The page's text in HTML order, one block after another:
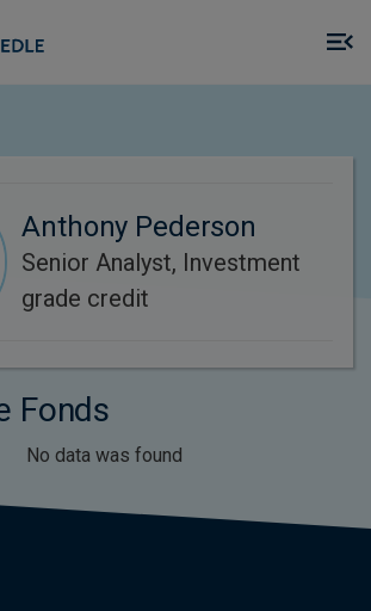
Anthony Pederson
Senior Analyst, Investment
grade credit
Fonds
No data was found